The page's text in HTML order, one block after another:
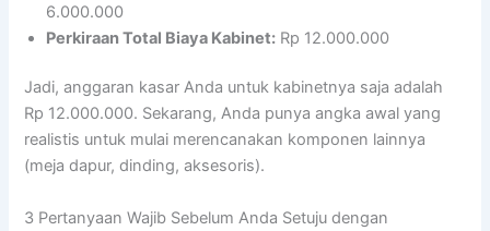
6.000.000
Perkiraan Total Biaya Kabinet: Rp 12.000.000
Jadi, anggaran kasar Anda untuk kabinetnya saja adalah
Rp 12.000.000. Sekarang, Anda punya angka awal yang
realistis untuk mulai merencanakan komponen lainnya
(meja dapur, dinding, aksesoris).
3 Pertanyaan Wajib Sebelum Anda Setuju dengan